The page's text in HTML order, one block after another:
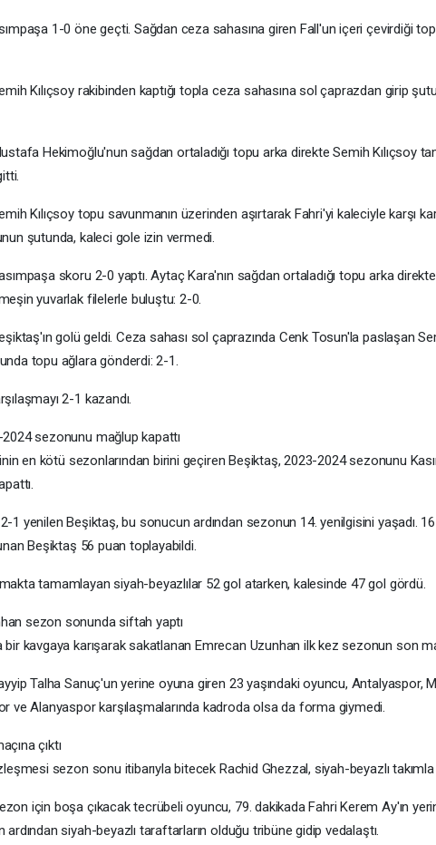
1-0 öne geçti. Sağdan ceza sahasına giren Fall'un içeri çevirdiği
Kılıçsoy rakibinden kaptığı topla ceza sahasına sol çaprazdan girip
Hekimoğlu'nun sağdan ortaladığı topu arka direkte Semih Kılıçsoy
Kılıçsoy topu savunmanın üzerinden aşırtarak Fahri'yi kaleciyle karşı
şutunda, kaleci gole izin vermedi.
skoru 2-0 yaptı. Aytaç Kara'nın sağdan ortaladığı topu arka
yuvarlak filelerle buluştu: 2-0.
golü geldi. Ceza sahası sol çaprazında Cenk Tosun'la paslaşan
topu ağlara gönderdi: 2-1.
2-1 kazandı.
sezonunu mağlup kapattı
en kötü sezonlarından birini geçiren Beşiktaş, 2023-2024 sezonunu
1 yenilen Beşiktaş, bu sonucun ardından sezonun 14. yenilgisini yaşadı.
Beşiktaş 56 puan toplayabildi.
tamamlayan siyah-beyazlılar 52 gol atarken, kalesinde 47 gol gördü.
sezon sonunda siftah yaptı
bir kavgaya karışarak sakatlanan Emrecan Uzunhan ilk kez sezonun son
Talha Sanuç'un yerine oyuna giren 23 yaşındaki oyuncu, Antalyaspor,
ve Alanyaspor karşılaşmalarında kadroda olsa da forma giymedi.
çıktı
sezon sonu itibarıyla bitecek Rachid Ghezzal, siyah-beyazlı takımla
için boşa çıkacak tecrübeli oyuncu, 79. dakikada Fahri Kerem Ay'ın
ardından siyah-beyazlı taraftarların olduğu tribüne gidip vedalaştı.